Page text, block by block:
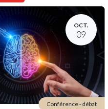
OCT.
09
Conférence - débat